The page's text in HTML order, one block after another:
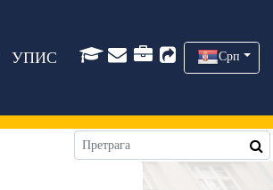
УПИС Срп